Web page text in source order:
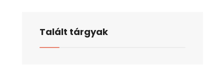
Talált tárgyak